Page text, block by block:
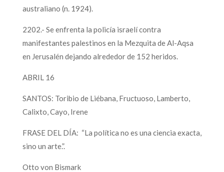
australiano (n. 1924).
2202.- Se enfrenta la policía israelí contra
manifestantes palestinos en la Mezquita de Al-Aqsa
en Jerusalén dejando alrededor de 152 heridos.
ABRIL 16
SANTOS: Toribio de Liébana, Fructuoso, Lamberto,
Calixto, Cayo, Irene
FRASE DEL DÍA: “La política no es una ciencia exacta,
sino un arte.”.
Otto von Bismark